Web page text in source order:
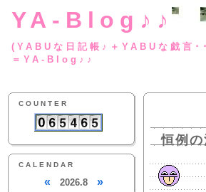
YA-Blog♪♪
(YABUな日記帳♪
＝YA-Blog♪♪
COUNTER
CALENDAR
« 2026.8 »
恒例